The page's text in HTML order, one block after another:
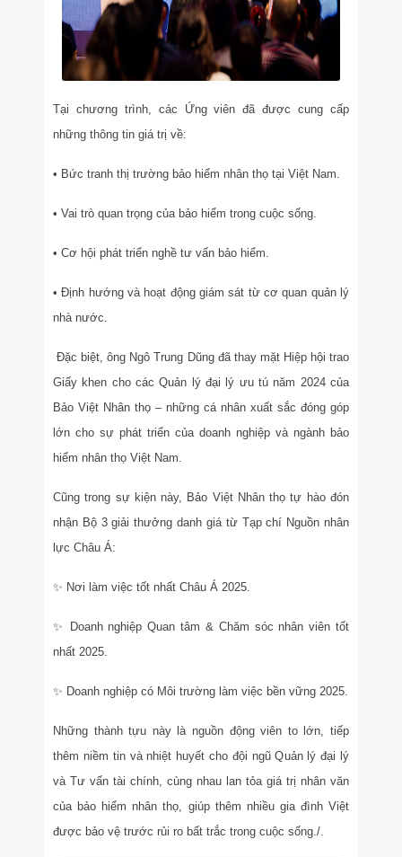
Tại chương trình, các Ứng viên đã được cung cấp
những thông tin giá trị về:
• Bức tranh thị trường bảo hiểm nhân thọ tại Việt Nam.
• Vai trò quan trọng của bảo hiểm trong cuộc sống.
• Cơ hội phát triển nghề tư vấn bảo hiểm.
• Định hướng và hoạt động giám sát từ cơ quan quản lý
nhà nước.
Đặc biệt, ông Ngô Trung Dũng đã thay mặt Hiệp hội trao
Giấy khen cho các Quản lý đại lý ưu tú năm 2024 của
Bảo Việt Nhân thọ – những cá nhân xuất sắc đóng góp
lớn cho sự phát triển của doanh nghiệp và ngành bảo
hiểm nhân thọ Việt Nam.
Cũng trong sự kiện này, Bảo Việt Nhân thọ tự hào đón
nhận Bộ 3 giải thưởng danh giá từ Tạp chí Nguồn nhân
lực Châu Á:
✨ Nơi làm việc tốt nhất Châu Á 2025.
✨
Doanh nghiệp Quan tâm & Chăm sóc nhân viên tốt
nhất 2025.
✨ Doanh nghiệp có Môi trường làm việc bền vững 2025.
Những thành tựu này là nguồn động viên to lớn, tiếp
thêm niềm tin và nhiệt huyết cho đội ngũ Quản lý đại lý
và Tư vấn tài chính, cùng nhau lan tỏa giá trị nhân văn
của bảo hiểm nhân thọ, giúp thêm nhiều gia đình Việt
được bảo vệ trước rủi ro bất trắc trong cuộc sống./.